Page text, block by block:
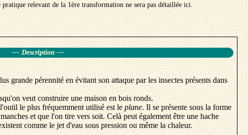
relevant de la 1ère transformation ne sera pas détaillée ici.
--- Description ---
grande pérennité en évitant son attaque par les insectes présents dans
veut construire une maison en bois ronds.
le plus fréquemment utilisé est leplane. Il se présente sous la forme
et que l'on tire vers soit. Celà peut également être une hache
comme le jet d'eau sous pression ou même la chaleur.